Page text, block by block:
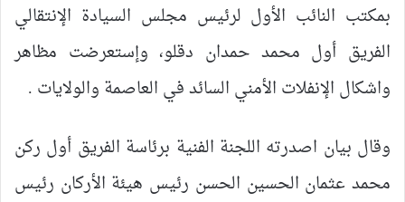
بمكتب النائب الأول لرئيس مجلس السيادة الإنتقالي
الفريق أول محمد حمدان دقلو، وإستعرضت مظاهر
واشكال الإنفلات الأمني السائد في العاصمة والولايات .
وقال بيان اصدرته اللجنة الفنية برئاسة الفريق أول ركن
محمد عثمان الحسين الحسن رئيس هيئة الأركان رئيس